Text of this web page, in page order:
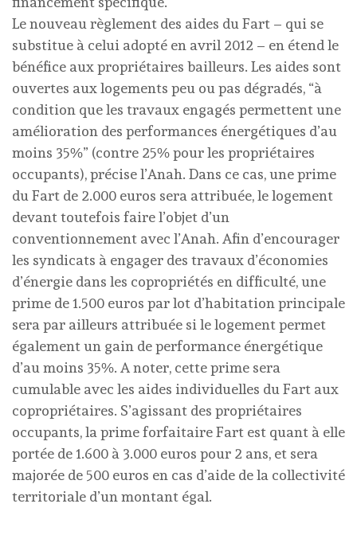
Le nouveau règlement des aides du Fart – qui se
substitue à celui adopté en avril 2012 – en étend le
bénéfice aux propriétaires bailleurs. Les aides sont
ouvertes aux logements peu ou pas dégradés, “à
condition que les travaux engagés permettent une
amélioration des performances énergétiques d’au
moins 35%” (contre 25% pour les propriétaires
occupants), précise l’Anah. Dans ce cas, une prime
du Fart de 2.000 euros sera attribuée, le logement
devant toutefois faire l’objet d’un
conventionnement avec l’Anah. Afin d’encourager
les syndicats à engager des travaux d’économies
d’énergie dans les copropriétés en difficulté, une
prime de 1.500 euros par lot d’habitation principale
sera par ailleurs attribuée si le logement permet
également un gain de performance énergétique
d’au moins 35%. A noter, cette prime sera
cumulable avec les aides individuelles du Fart aux
copropriétaires. S’agissant des propriétaires
occupants, la prime forfaitaire Fart est quant à elle
portée de 1.600 à 3.000 euros pour 2 ans, et sera
majorée de 500 euros en cas d’aide de la collectivité
territoriale d’un montant égal.